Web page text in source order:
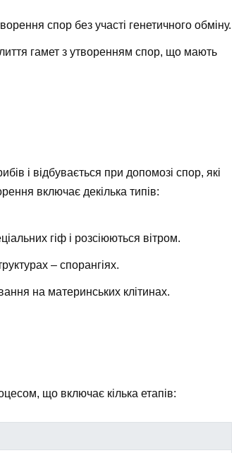
спор без участі генетичного обміну.
гамет з утворенням спор, що мають
і відбувається при допомозі спор, які
включає декілька типів:
гіф і розсіюються вітром.
– спорангіях.
на материнських клітинах.
що включає кілька етапів: